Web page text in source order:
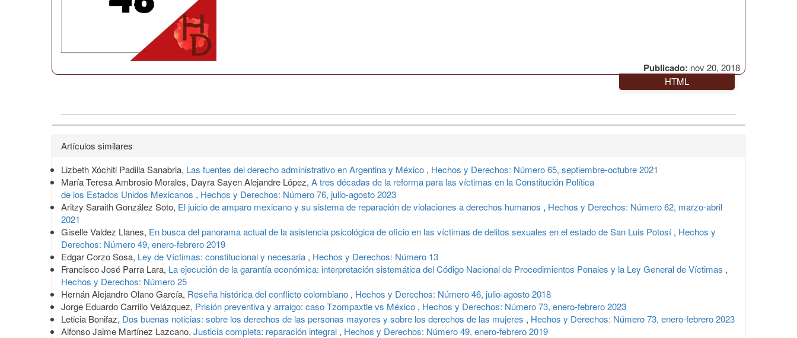
Publicado: nov 20, 2018
HTML
Detalles
del
artículo
Artículos similares
Lizbeth Xóchitl Padilla Sanabria, Las fuentes del derecho administrativo en Argentina y México , Hechos y Derechos: Número 65, septiembre-octubre 2021
María Teresa Ambrosio Morales, Dayra Sayen Alejandre López, A tres décadas de la reforma para las víctimas en la Constitución Política
de los Estados Unidos Mexicanos , Hechos y Derechos: Número 76, julio-agosto 2023
Aritzy Saraith González Soto, El juicio de amparo mexicano y su sistema de reparación de violaciones a derechos humanos , Hechos y Derechos: Número 62, marzo-abril
2021
Giselle Valdez Llanes, En busca del panorama actual de la asistencia psicológica de oficio en las víctimas de delitos sexuales en el estado de San Luis Potosí, Hechos y
Derechos: Número 49, enero-febrero 2019
Edgar Corzo Sosa, Ley de Víctimas: constitucional y necesaria , Hechos y Derechos: Número 13
Francisco José Parra Lara, La ejecución de la garantía económica: interpretación sistemática del Código Nacional de Procedimientos Penales y la Ley General de Víctimas ,
Hechos y Derechos: Número 25
Hernán Alejandro Olano García, Reseña histórica del conflicto colombiano , Hechos y Derechos: Número 46, julio-agosto 2018
Jorge Eduardo Carrillo Velázquez, Prisión preventiva y arraigo: caso Tzompaxtle vs México , Hechos y Derechos: Número 73, enero-febrero 2023
Leticia Bonifaz, Dos buenas noticias: sobre los derechos de las personas mayores y sobre los derechos de las mujeres , Hechos y Derechos: Número 73, enero-febrero 2023
Alfonso Jaime Martínez Lazcano, Justicia completa: reparación integral , Hechos y Derechos: Número 49, enero-febrero 2019